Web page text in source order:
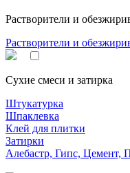
Растворители и
Растворители и
Сухие смеси и затирка
Штукатурка
Шпаклевка
Клей для плитки
Затирки
Алебастр, Гипс, Цемент,